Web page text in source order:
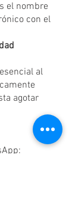
el nombre
con el
al
agotar